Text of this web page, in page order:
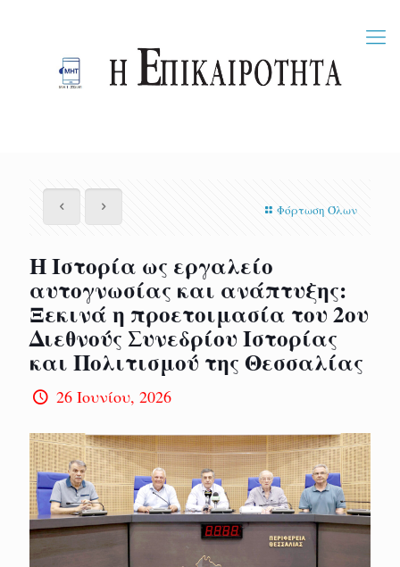
Φόρτωση Όλων
Η Ιστορία ως εργαλείο
αυτογνωσίας και ανάπτυξης:
Ξεκινά η προετοιμασία του 2ου
Διεθνούς Συνεδρίου Ιστορίας
και Πολιτισμού της Θεσσαλίας
26 Ιουνίου, 2026